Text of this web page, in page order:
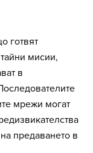
готвят
мисии,
в
мрежи могат
предаването в